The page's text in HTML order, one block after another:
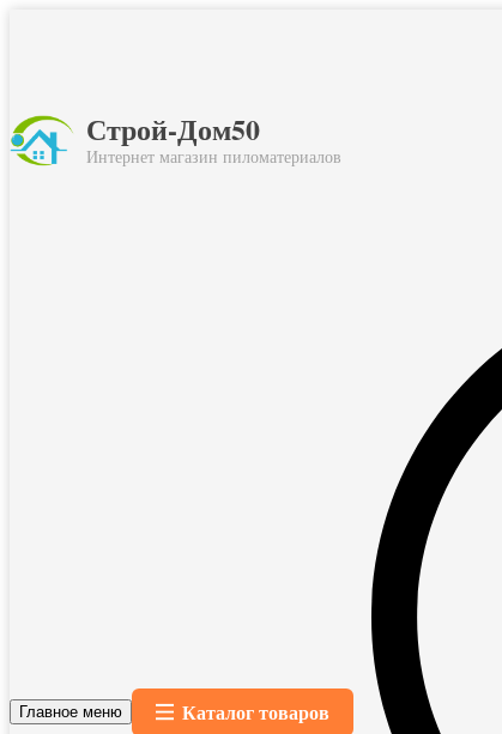
Строй-Дом50
Интернет магазин пиломатериалов
Главное меню Каталог товаров